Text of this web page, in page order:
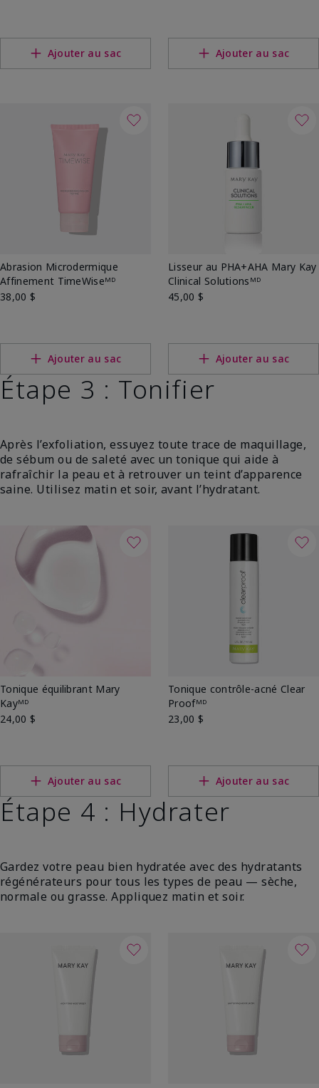
Ajouter au sac Ajouter au sac
Abrasion Microdermique
Affinement TimeWiseᴹᴰ
38,00 $
Ajouter au sac
Lisseur au PHA+AHA Mary Kay
Clinical Solutionsᴹᴰ
45,00 $
Ajouter au sac
Étape 3 : Tonifier
Après l’exfoliation, essuyez toute trace de maquillage,
de sébum ou de saleté avec un tonique qui aide à
rafraîchir la peau et à retrouver un teint d’apparence
saine. Utilisez matin et soir, avant l’hydratant.
Tonique équilibrant Mary
Kayᴹᴰ
24,00 $
Ajouter au sac
Tonique contrôle-acné Clear
Proofᴹᴰ
23,00 $
Ajouter au sac
Étape 4 : Hydrater
Gardez votre peau bien hydratée avec des hydratants
régénérateurs pour tous les types de peau — sèche,
normale ou grasse. Appliquez matin et soir.